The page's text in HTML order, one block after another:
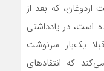
اردوغان، که بعد از
است، در یادداشتی
یک‌بار سرنوشت
که انتقادهای